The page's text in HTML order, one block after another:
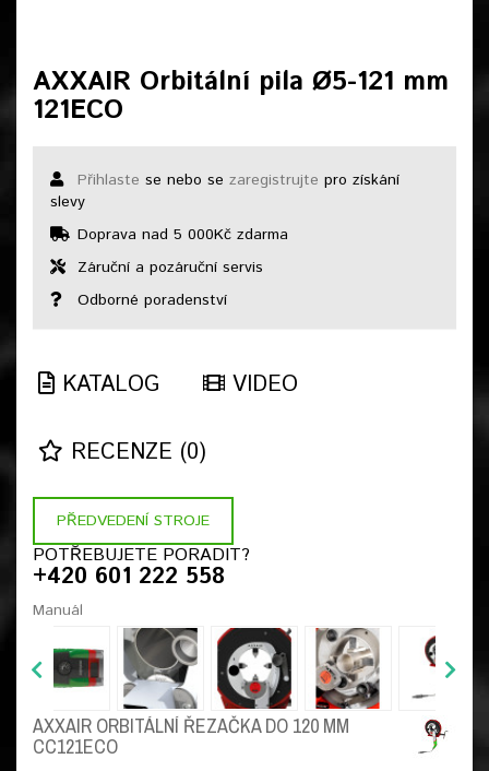
AXXAIR Orbitální pila Ø5-121 mm
121ECO
Přihlaste se nebo se zaregistrujte pro získání
slevy
Doprava nad 5 000Kč zdarma
Záruční a pozáruční servis
Odborné poradenství
KATALOG VIDEO
RECENZE (0)
PŘEDVEDENÍ STROJE
POTŘEBUJETE PORADIT?
+420 601 222 558
Manuál
AXXAIR ORBITÁLNÍ ŘEZAČKA DO 120 MM
CC121ECO